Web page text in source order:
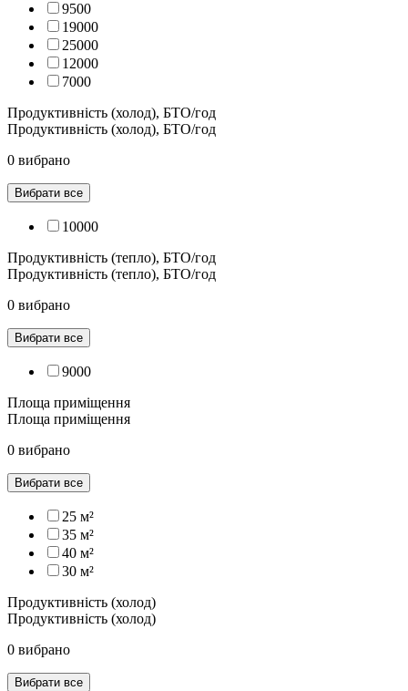
9500
19000
25000
12000
7000
Продуктивність (холод), БТО/год
Продуктивність (холод), БТО/год
0 вибрано
Вибрати все
10000
Продуктивність (тепло), БТО/год
Продуктивність (тепло), БТО/год
0 вибрано
Вибрати все
9000
Площа приміщення
Площа приміщення
0 вибрано
Вибрати все
25 м²
35 м²
40 м²
30 м²
Продуктивність (холод)
Продуктивність (холод)
0 вибрано
Вибрати все